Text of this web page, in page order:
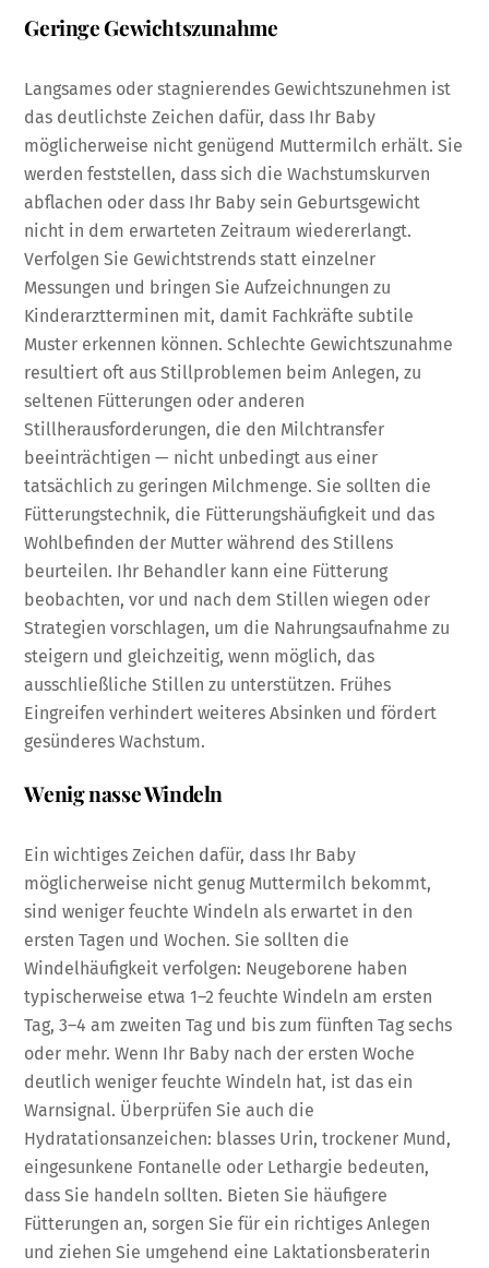
Geringe Gewichtszunahme
Langsames oder stagnierendes Gewichtszunehmen ist
das deutlichste Zeichen dafür, dass Ihr Baby
möglicherweise nicht genügend Muttermilch erhält. Sie
werden feststellen, dass sich die Wachstumskurven
abflachen oder dass Ihr Baby sein Geburtsgewicht
nicht in dem erwarteten Zeitraum wiedererlangt.
Verfolgen Sie Gewichtstrends statt einzelner
Messungen und bringen Sie Aufzeichnungen zu
Kinderarztterminen mit, damit Fachkräfte subtile
Muster erkennen können. Schlechte Gewichtszunahme
resultiert oft aus Stillproblemen beim Anlegen, zu
seltenen Fütterungen oder anderen
Stillherausforderungen, die den Milchtransfer
beeinträchtigen — nicht unbedingt aus einer
tatsächlich zu geringen Milchmenge. Sie sollten die
Fütterungstechnik, die Fütterungshäufigkeit und das
Wohlbefinden der Mutter während des Stillens
beurteilen. Ihr Behandler kann eine Fütterung
beobachten, vor und nach dem Stillen wiegen oder
Strategien vorschlagen, um die Nahrungsaufnahme zu
steigern und gleichzeitig, wenn möglich, das
ausschließliche Stillen zu unterstützen. Frühes
Eingreifen verhindert weiteres Absinken und fördert
gesünderes Wachstum.
Wenig nasse Windeln
Ein wichtiges Zeichen dafür, dass Ihr Baby
möglicherweise nicht genug Muttermilch bekommt,
sind weniger feuchte Windeln als erwartet in den
ersten Tagen und Wochen. Sie sollten die
Windelhäufigkeit verfolgen: Neugeborene haben
typischerweise etwa 1–2 feuchte Windeln am ersten
Tag, 3–4 am zweiten Tag und bis zum fünften Tag sechs
oder mehr. Wenn Ihr Baby nach der ersten Woche
deutlich weniger feuchte Windeln hat, ist das ein
Warnsignal. Überprüfen Sie auch die
Hydratationsanzeichen: blasses Urin, trockener Mund,
eingesunkene Fontanelle oder Lethargie bedeuten,
dass Sie handeln sollten. Bieten Sie häufigere
Fütterungen an, sorgen Sie für ein richtiges Anlegen
und ziehen Sie umgehend eine Laktationsberaterin